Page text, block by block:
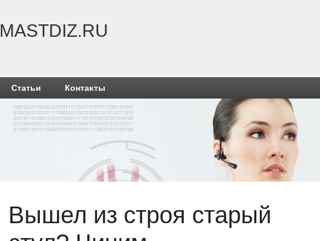
MASTDIZ.RU
Статьи Контаκты
Вышел из строя старый